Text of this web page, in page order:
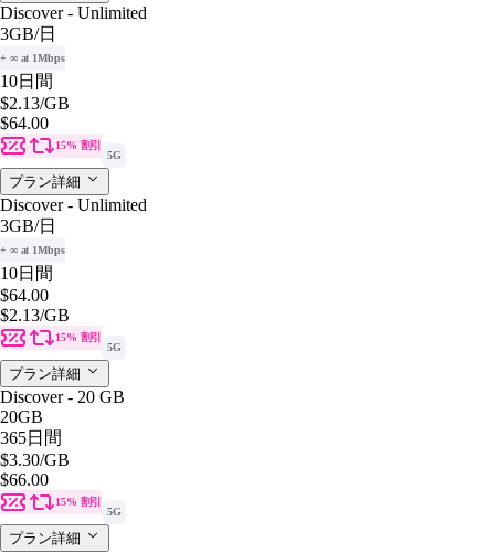
Discover - Unlimited
3GB/日
+ ∞ at 1Mbps
10日間
$2.13/GB
$64.00
15% 割引
5G
プラン詳細
Discover - Unlimited
3GB/日
+ ∞ at 1Mbps
10日間
$64.00
$2.13/GB
15% 割引
5G
プラン詳細
Discover - 20 GB
20GB
365日間
$3.30/GB
$66.00
15% 割引
5G
プラン詳細